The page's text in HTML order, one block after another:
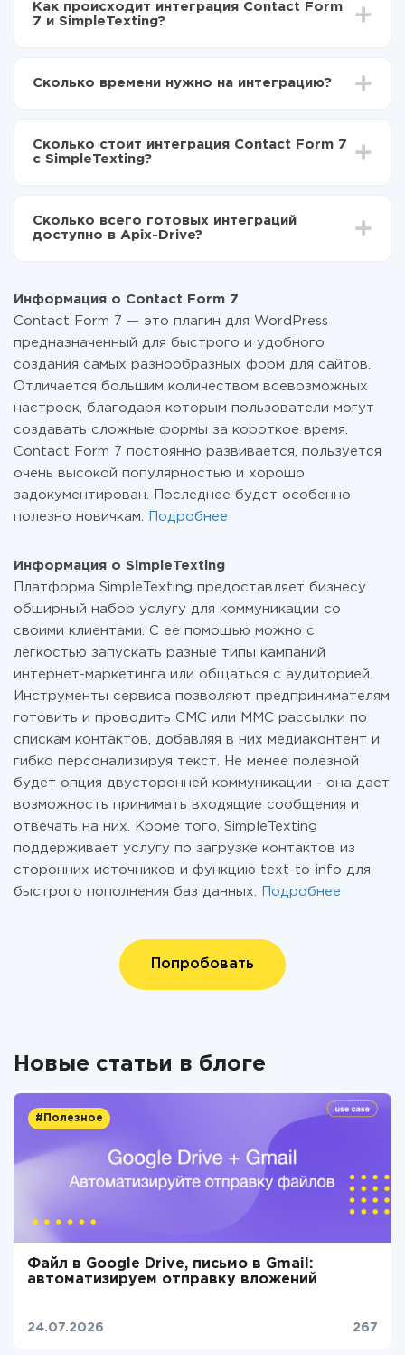
Как происходит интеграция Contact Form
7 и SimpleTexting?
Выбираете какие данные передавать из Contact
передаваться из Contact Form 7 в SimpleTexting
Сколько времени нужно на интеграцию?
отличаться и составлять от 5-ти до 30-минут. В
среднем настройка занимает 10-15 минут.
Сколько стоит интеграция Contact Form 7
с SimpleTexting?
функционал. Вы оплачиваете только количество
данных, которые по факту передаются из одной
перейти на платный, при необходимости. Подробнее
отарифах.
Сколько всего готовых интеграций
доступно в Apix-Drive?
Информация о Contact Form 7
Contact Form 7 — это плагин для WordPress
предназначенный для быстрого и удобного
создания самых разнообразных форм для сайтов.
Отличается большим количеством всевозможных
настроек, благодаря которым пользователи могут
создавать сложные формы за короткое время.
Contact Form 7 постоянно развивается, пользуется
очень высокой популярностью и хорошо
задокументирован. Последнее будет особенно
полезно новичкам.
Подробнее
Информация о SimpleTexting
Платформа SimpleTexting предоставляет бизнесу
обширный набор услугу для коммуникации со
своими клиентами. С ее помощью можно с
легкостью запускать разные типы кампаний
интернет-маркетинга или общаться с аудиторией.
Инструменты сервиса позволяют предпринимателям
готовить и проводить СМС или ММС рассылки по
спискам контактов, добавляя в них медиаконтент и
гибко персонализируя текст. Не менее полезной
будет опция двусторонней коммуникации - она дает
возможность принимать входящие сообщения и
отвечать на них. Кроме того, SimpleTexting
поддерживает услугу по загрузке контактов из
сторонних источников и функцию text-to-info для
быстрого пополнения баз данных.
Подробнее
Попробовать
Новые статьи в блоге
#Полезное
Файл в Google Drive, письмо в Gmail:
автоматизируем отправку вложений
24.07.2026 267